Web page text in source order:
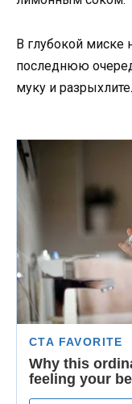
В глубокой миске
последнюю
муку и